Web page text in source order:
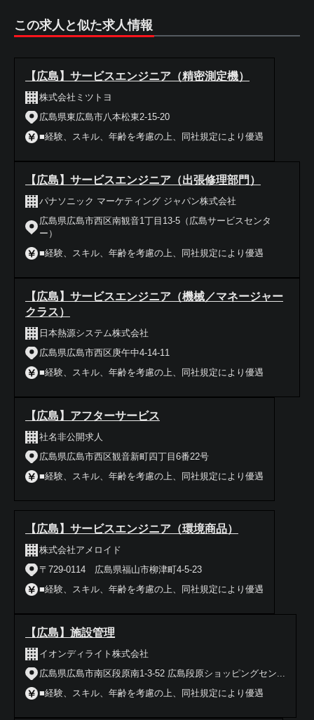
この求人と似た求人情報
【広島】サービスエンジニア（精密測定機）
株式会社ミツトヨ
広島県東広島市八本松東2-15-20
■経験、スキル、年齢を考慮の上、同社規定により優遇
【広島】サービスエンジニア（出張修理部門）
パナソニック マーケティング ジャパン株式会社
広島県広島市西区南観音1丁目13-5（広島サービスセンタ
ー）
■経験、スキル、年齢を考慮の上、同社規定により優遇
【広島】サービスエンジニア（機械／マネージャー
クラス）
日本熱源システム株式会社
広島県広島市西区庚午中4-14-11
■経験、スキル、年齢を考慮の上、同社規定により優遇
【広島】アフターサービス
社名非公開求人
広島県広島市西区観音新町四丁目6番22号
■経験、スキル、年齢を考慮の上、同社規定により優遇
【広島】サービスエンジニア（環境商品）
株式会社アメロイド
〒729-0114 広島県福山市柳津町4-5-23
■経験、スキル、年齢を考慮の上、同社規定により優遇
【広島】施設管理
イオンディライト株式会社
広島県広島市南区段原南1-3-52 広島段原ショッピングセン...
■経験、スキル、年齢を考慮の上、同社規定により優遇